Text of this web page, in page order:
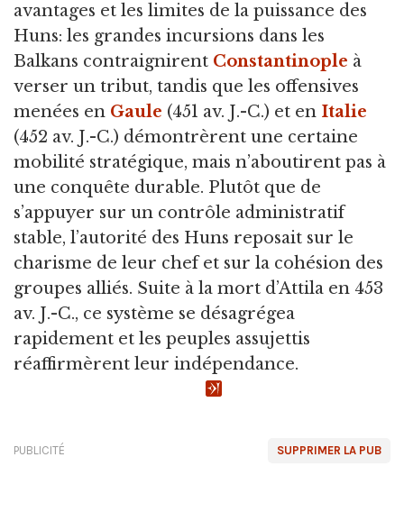
avantages et les limites de la puissance des
Huns: les grandes incursions dans les
Balkans contraignirent Constantinople à
verser un tribut, tandis que les offensives
menées en Gaule (451 av. J.-C.) et en Italie
(452 av. J.-C.) démontrèrent une certaine
mobilité stratégique, mais n’aboutirent pas à
une conquête durable. Plutôt que de
s’appuyer sur un contrôle administratif
stable, l’autorité des Huns reposait sur le
charisme de leur chef et sur la cohésion des
groupes alliés. Suite à la mort d’Attila en 453
av. J.-C., ce système se désagrégea
rapidement et les peuples assujettis
réaffirmèrent leur indépendance.
SUPPRIMER LA PUB
PUBLICITÉ